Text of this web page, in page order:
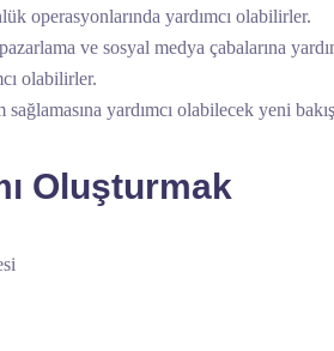
operasyonlarında yardımcı olabilirler.
ve sosyal medya çabalarına
olabilirler.
yardımcı olabilecek yeni
Oluşturmak